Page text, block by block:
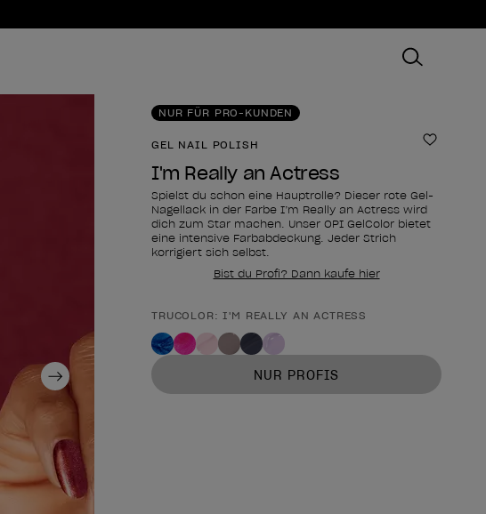
Next
NUR FÜR PRO-KUNDEN
GEL NAIL POLISH Zur
I'm Really an Actress
Spielst du schon eine Hauptrolle? Dieser rote Gel-
Nagellack in der Farbe I’m Really an Actress wird
dich zum Star machen. Unser OPI GelColor bietet
eine intensive Farbabdeckung. Jeder Strich
korrigiert sich selbst.
Bist du Profi? Dann kaufe hier
Form des Produkts
TRUCOLOR: I'M REALLY AN ACTRESS
NUR PROFIS